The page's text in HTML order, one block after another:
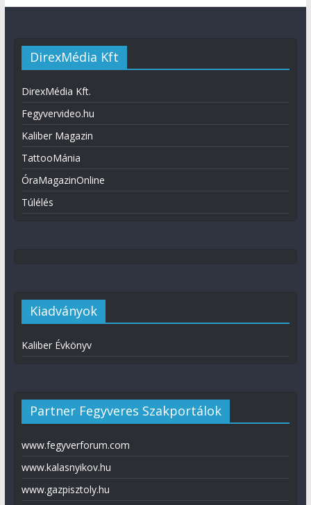
DirexMédia Kft
DirexMédia Kft.
Fegyvervideo.hu
Kaliber Magazin
TattooMánia
ÓraMagazinOnline
Túlélés
Kiadványok
Kaliber Évkönyv
Partner Fegyveres Szakportálok
www.fegyverforum.com
www.kalasnyikov.hu
www.gazpisztoly.hu